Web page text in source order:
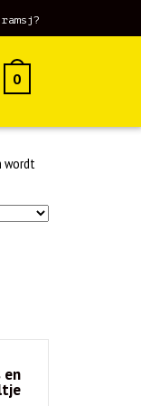
0
wordt
en